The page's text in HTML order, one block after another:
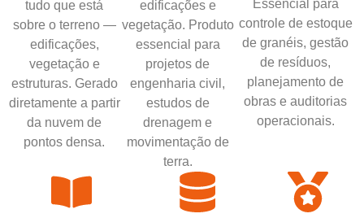
tudo que está
sobre o terreno —
edificações,
vegetação e
estruturas. Gerado
diretamente a partir
da nuvem de
pontos densa.
edificações e
vegetação. Produto
essencial para
projetos de
engenharia civil,
estudos de
drenagem e
movimentação de
terra.
Essencial para
controle de estoque
de granéis, gestão
de resíduos,
planejamento de
obras e auditorias
operacionais.